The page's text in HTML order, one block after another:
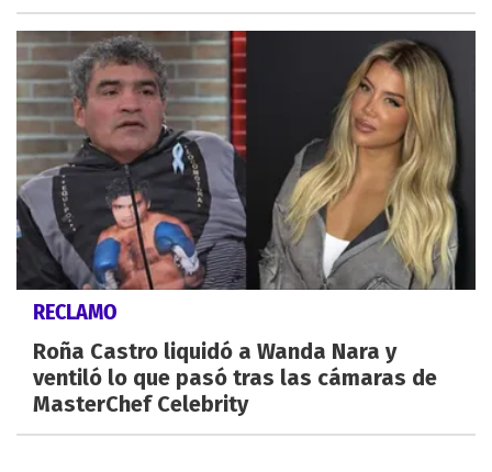
RECLAMO
Roña Castro liquidó a Wanda Nara y
ventiló lo que pasó tras las cámaras de
MasterChef Celebrity